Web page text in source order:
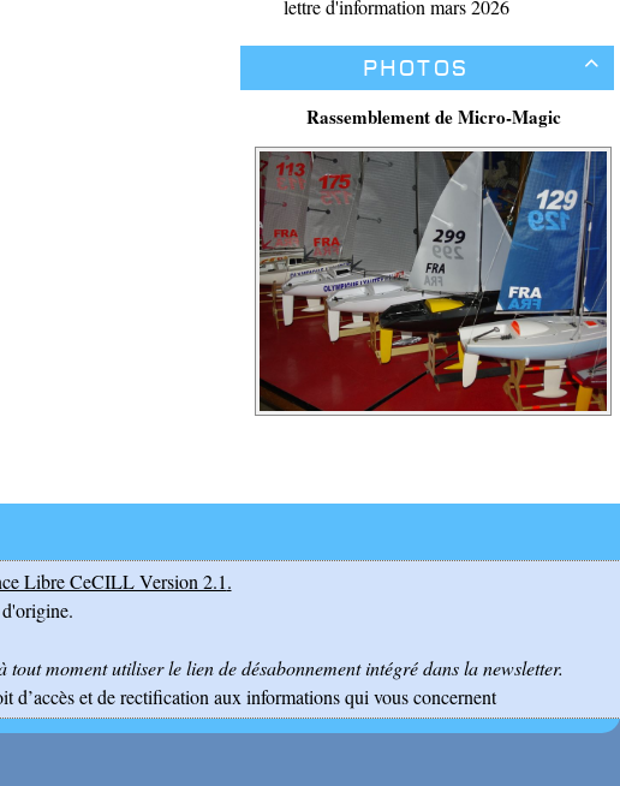
lettre d'information mars 2026

Photos
Rassemblement de Micro-Magic
Libre CeCILL Version 2.1.
tout moment utiliser le lien de désabonnement intégré dans la newsletter.
et de rectification aux informations qui vous concernent